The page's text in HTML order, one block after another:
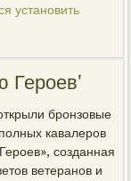
установить
Героев'
бронзовые
кавалеров
созданная
ветеранов и